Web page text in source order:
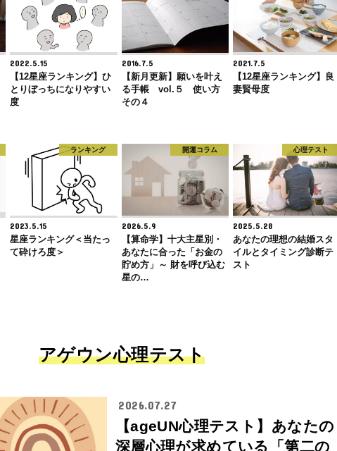
2022.5.15
【12星座ランキング】ひ
とりぼっちになりやすい
度
2016.7.5
【新月更新】願いを叶え
る手帳 vol.５ 使い方
その４
2021.7.5
【12星座ランキング】良
妻賢母度
ランキング
2023.5.15
星座ランキング＜当たっ
て砕けろ度＞
開運コラム
2026.5.9
【算命学】十大主星別・
あなたに合った「お金の
貯め方」～ 財を呼び込む
星の…
心理テスト
2025.5.28
あなたの理想の結婚スタ
イルとタイミング診断テ
スト
アゲウン心理テスト
2026.07.27
【ageUN心理テスト】あなたの
深層心理が求めている「第二の